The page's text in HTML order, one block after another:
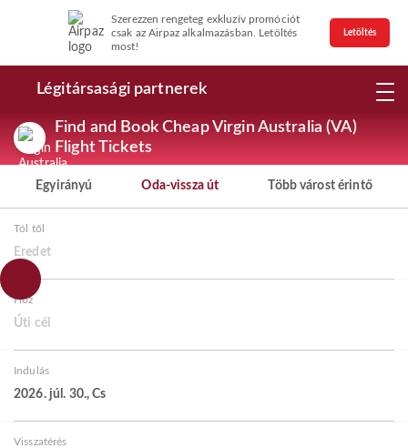
Szerezzen rengeteg exkluzív promóciót
csak az Airpaz alkalmazásban. Letöltés
most!
Letöltés
Légitársasági partnerek
Find and Book Cheap Virgin Australia (VA)
Flight Tickets
Egyirányú Oda-vissza út Több várost érintő
Tól től
Eredet
Hoz
Úti cél
Indulás
2026. júl. 30., Cs
Visszatérés